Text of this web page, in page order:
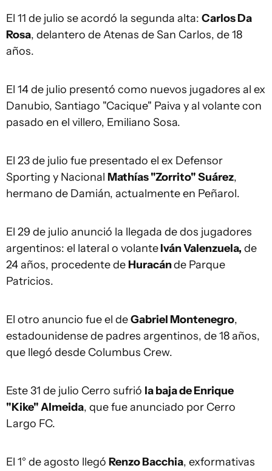
El 11 de julio se acordó la segunda alta: Carlos Da
Rosa, delantero de Atenas de San Carlos, de 18
años.
El 14 de julio presentó como nuevos jugadores al ex
Danubio, Santiago "Cacique" Paiva y al volante con
pasado en el villero, Emiliano Sosa.
El 23 de julio fue presentado el ex Defensor
Sporting y Nacional Mathías "Zorrito" Suárez,
hermano de Damián, actualmente en Peñarol.
El 29 de julio anunció la llegada de dos jugadores
argentinos: el lateral o volanteIván Valenzuela, de
24 años, procedente de Huracánde Parque
Patricios.
El otro anuncio fue el deGabriel Montenegro,
estadounidense de padres argentinos, de 18 años,
que llegó desde Columbus Crew.
Este 31 de julio Cerro sufrió la baja de Enrique
"Kike" Almeida, que fue anunciado por Cerro
Largo FC.
El 1° de agosto llegó Renzo Bacchia, exformativas